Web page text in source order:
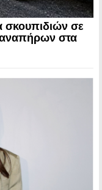
σκουπιδιών σε
αναπήρων στα